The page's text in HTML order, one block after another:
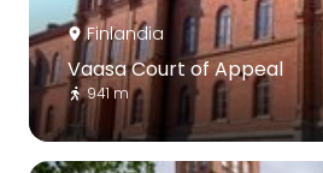
Finlandia
Vaasa Court of Appeal
941 m